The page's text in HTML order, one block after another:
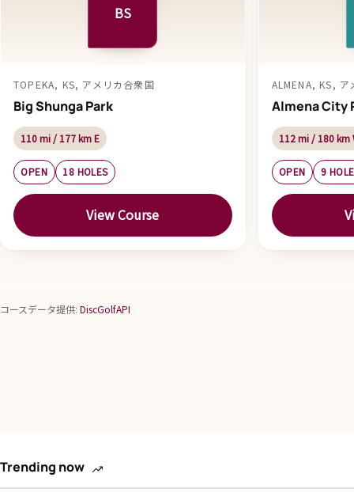
BS
TOPEKA, KS, アメリカ合衆国
Big Shunga Park
110 mi / 177 km E
OPEN 18 HOLES
View Course
ALMENA, KS, ア
Almena City
112 mi / 180 km
OPEN 9
コースデータ提供: DiscGolfAPI
Trending now